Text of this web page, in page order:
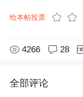
给本帖投票
4266 28
全部评论